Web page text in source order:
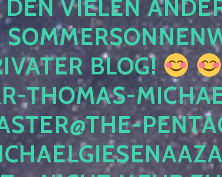
VIELEN
BLOG!
THOMAS-